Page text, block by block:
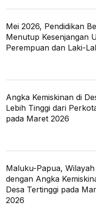
Mei 2026, Pendidikan
Menutup Kesenjangan
Perempuan dan Laki-
Angka Kemiskinan di
Lebih Tinggi dari
pada Maret 2026
Maluku-Papua, Wilayah
dengan Angka
Desa Tertinggi pada
2026